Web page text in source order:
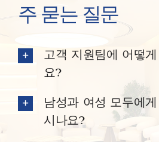
주 묻는 질문
고객 지원팀에 어떻
요?
남성과 여성 모두에
시나요?